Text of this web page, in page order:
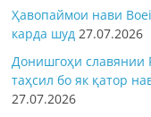
Ҳавопаймои нави
карда шуд 27.07.2026
Донишгоҳи славянии
таҳсил бо як қатор
27.07.2026